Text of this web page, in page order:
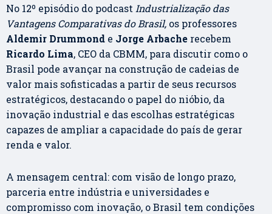
No 12º episódio do podcast Industrialização das
Vantagens Comparativas do Brasil, os professores
Aldemir Drummond e Jorge Arbache recebem
Ricardo Lima, CEO da CBMM, para discutir como o
Brasil pode avançar na construção de cadeias de
valor mais sofisticadas a partir de seus recursos
estratégicos, destacando o papel do nióbio, da
inovação industrial e das escolhas estratégicas
capazes de ampliar a capacidade do país de gerar
renda e valor.
A mensagem central: com visão de longo prazo,
parceria entre indústria e universidades e
compromisso com inovação, o Brasil tem condições